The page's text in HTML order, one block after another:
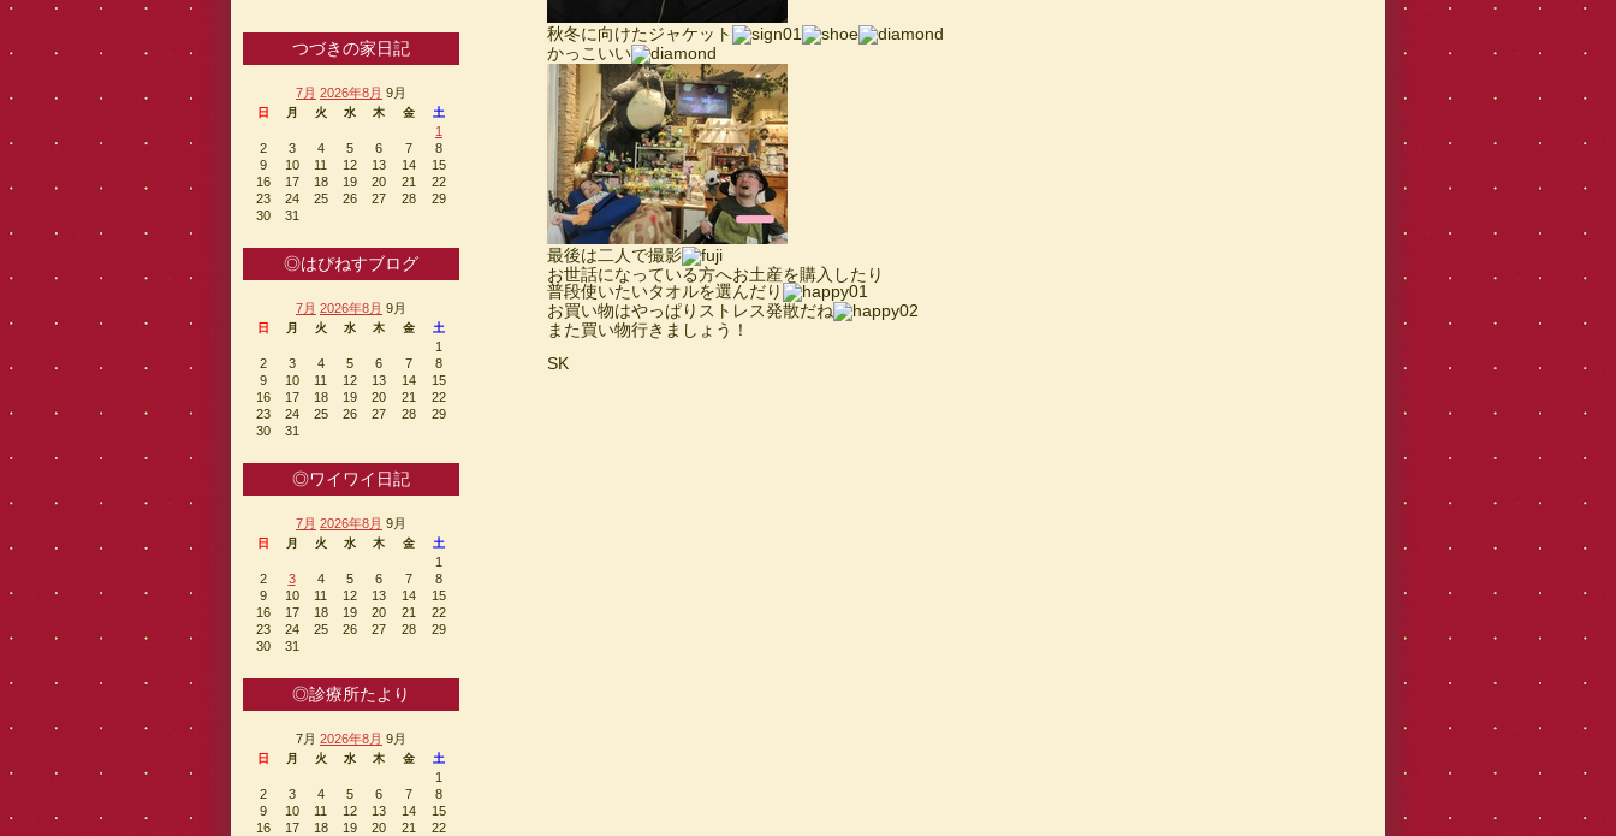
秋冬に向けたジャケット
かっこいい
最後は二人で撮影
お世話になっている方へお土産を購入したり
普段使いたいタオルを選んだり
お買い物はやっぱりストレス発散だね
また買い物行きましょう！
SK
つづきの家日記
7月 2026年8月 9月
日 月 火 水 木 金 土
1
2
3 4 5 6 7
8
9
10 11 12 13 14
15
16
17 18 19 20 21
22
23
24 25 26 27 28
29
30
31
◎はぴねすブログ
7月 2026年8月 9月
日 月 火 水 木 金 土
1
2
3 4 5 6 7
8
9
10 11 12 13 14
15
16
17 18 19 20 21
22
23
24 25 26 27 28
29
30
31
◎ワイワイ日記
7月 2026年8月 9月
日 月 火 水 木 金 土
1
2
3 4 5 6 7
8
9
10 11 12 13 14
15
16
17 18 19 20 21
22
23
24 25 26 27 28
29
30
31
◎診療所たより
7月 2026年8月 9月
日 月 火 水 木 金 土
1
2
3 4 5 6 7
8
9
10 11 12 13 14
15
16
17 18 19 20 21
22